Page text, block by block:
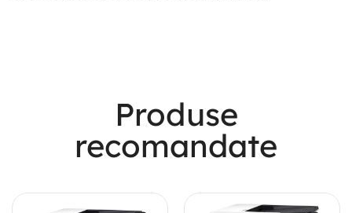
Powerbank
Shop Now
Produse
recomandate